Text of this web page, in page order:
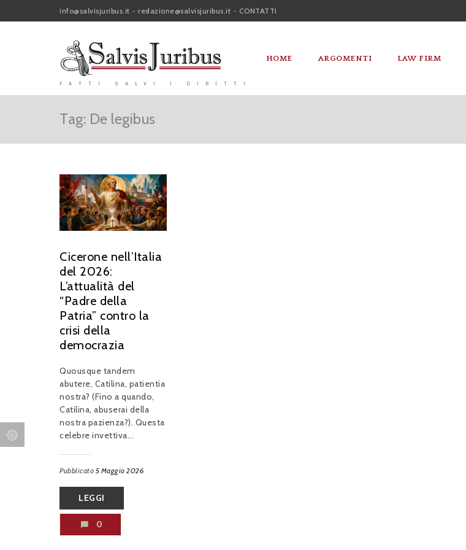
info@salvisjuribus.it - redazione@salvisjuribus.it - CONTATTI
FATTI SALVI I DIRITTI
HOME ARGOMENTI LAW FIRM
Tag: De legibus
Cicerone nell’Italia
del 2026:
L’attualità del
“Padre della
Patria” contro la
crisi della
democrazia
Quousque tandem
abutere, Catilina, patientia
nostra? (Fino a quando,
Catilina, abuserai della
nostra pazienza?). Questa
celebre invettiva...
Pubblicato 5 Maggio 2026
LEGGI
0